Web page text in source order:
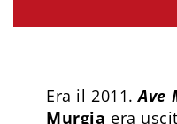
Era il 2011.Ave
Murgia era